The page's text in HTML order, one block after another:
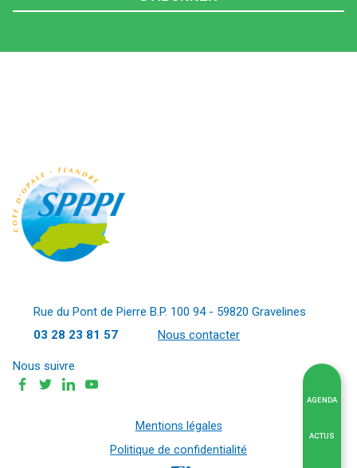
AGENDA
ACTUS
Rue du Pont de Pierre B.P. 100 94 - 59820 Gravelines
03 28 23 81 57
Nous contacter
Nous suivre
Mentions légales
Politique de confidentialité